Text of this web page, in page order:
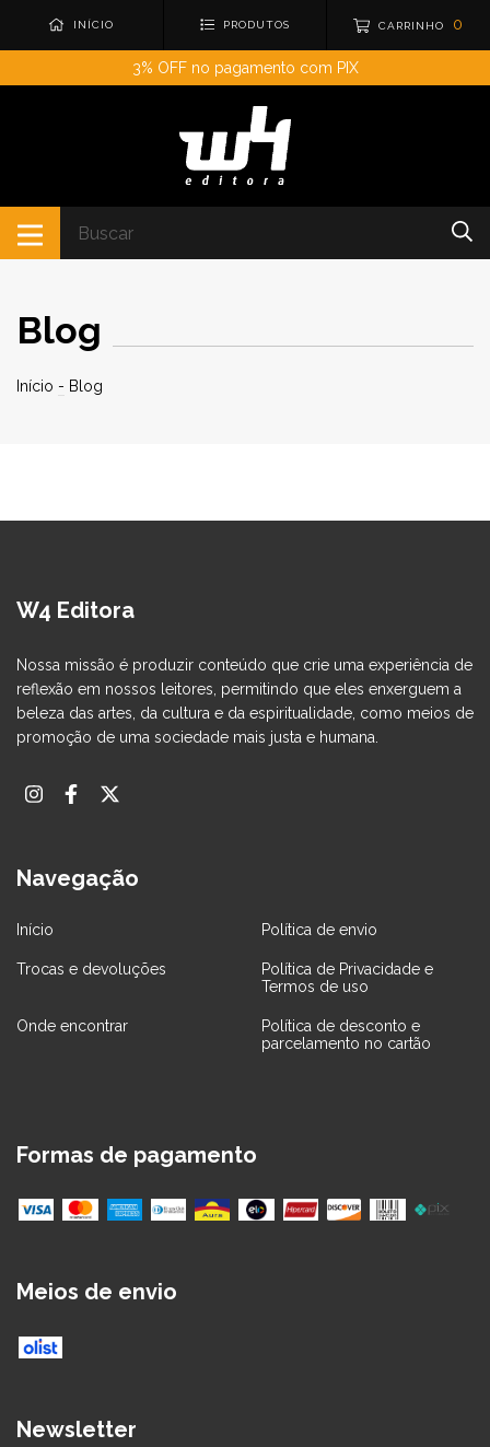
INÍCIO PRODUTOS CARRINHO 0
3% OFF no pagamento com PIX
Blog
Início - Blog
W4 Editora
Nossa missão é produzir conteúdo que crie uma experiência de
reflexão em nossos leitores, permitindo que eles enxerguem a
beleza das artes, da cultura e da espiritualidade, como meios de
promoção de uma sociedade mais justa e humana.
Navegação
Início Política de envio
Trocas e devoluções
Política de Privacidade e
Termos de uso
Onde encontrar
Política de desconto e
parcelamento no cartão
Formas de pagamento
Meios de envio
Newsletter